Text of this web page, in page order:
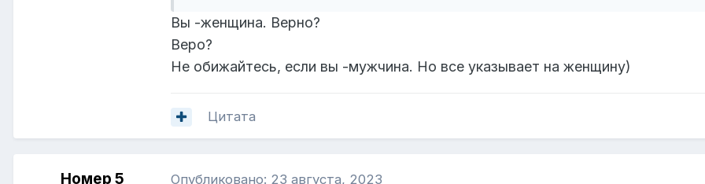
Для волейбола не обязательно столько народа собирать )
Боулинг тоже лю )
Вы -женщина. Верно?
Веро?
Не обижайтесь, если вы -мужчина. Но все указывает на женщину)
Цитата
Номер 5 Опубликовано: 23 августа, 2023